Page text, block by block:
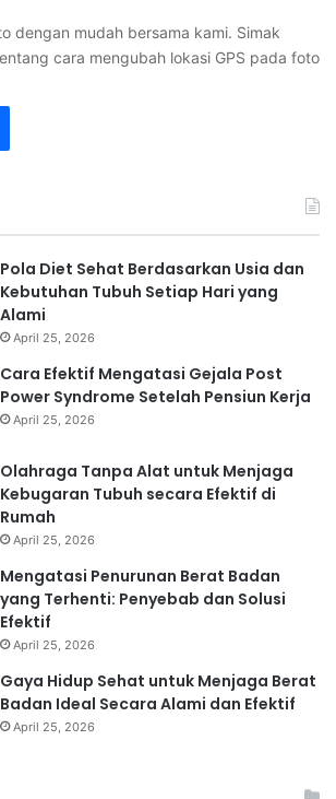
dengan mudah bersama kami. Simak
cara mengubah lokasi GPS pada foto
Pola Diet Sehat Berdasarkan Usia dan
Kebutuhan Tubuh Setiap Hari yang
Alami
April 25, 2026
Cara Efektif Mengatasi Gejala Post
Power Syndrome Setelah Pensiun Kerja
April 25, 2026
Olahraga Tanpa Alat untuk Menjaga
Kebugaran Tubuh secara Efektif di
Rumah
April 25, 2026
Mengatasi Penurunan Berat Badan
yang Terhenti: Penyebab dan Solusi
Efektif
April 25, 2026
Gaya Hidup Sehat untuk Menjaga Berat
Badan Ideal Secara Alami dan Efektif
April 25, 2026